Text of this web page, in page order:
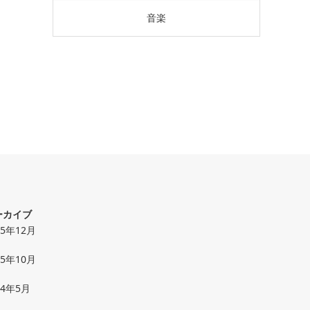
音楽
カイブ
年12月
年10月
年5月